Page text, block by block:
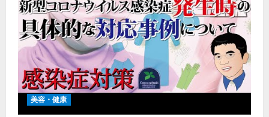
美容・健康